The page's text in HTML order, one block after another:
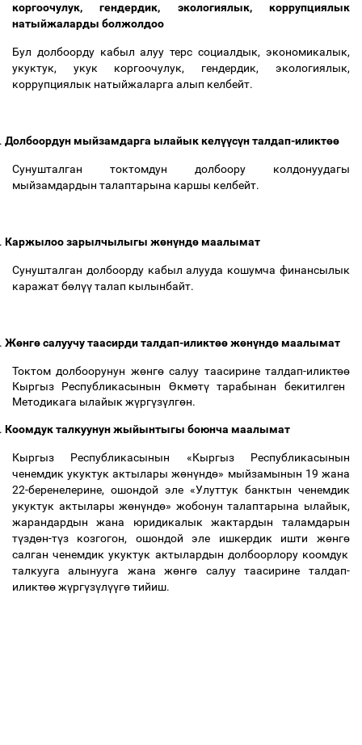
коргоочулук, гендердик, экологиялык, коррупциялык
натыйжаларды болжолдоо
Бул долбоорду кабыл алуу терс социалдык, экономикалык,
укуктук, укук коргоочулук, гендердик, экологиялык,
коррупциялык натыйжаларга алып келбейт.
Долбоордун мыйзамдарга ылайык келүүсүн талдап-иликтөө
Сунушталган токтомдун долбоору колдонуудагы
мыйзамдардын талаптарына каршы келбейт.
Каржылоо зарылчылыгы жөнүндөмаалымат
Сунушталган долбоорду кабыл алууда кошумча финансылык
каражат бөлүүталап кылынбайт.
Жөнгөсалуучу таасирди талдап-иликтөөжөнүндөмаалымат
Токтом долбоорунун жөнгөсалуу таасирине талдап-иликтөө
Кыргыз Республикасынын Өкмөтүтарабынан бекитилген
Методикага ылайык жүргүзүлгөн.
Коомдук талкуунун жыйынтыгы боюнча маалымат
Кыргыз Республикасынын «Кыргыз Республикасынын
ченемдик укуктук актылары жөнүндө» мыйзамынын 19 жана
22-беренелерине, ошондой эле «Улуттук банктын ченемдик
укуктук актылары жөнүндө» жобонун талаптарына ылайык,
жарандардын жана юридикалык жактардын таламдарын
түздөн-түз козгогон, ошондой эле ишкердик ишти жөнгө
салган ченемдик укуктук актылардын долбоорлору коомдук
талкууга алынууга жана жөнгө салуу таасирине талдап-
иликтөөжүргүзүлүүгөтийиш.